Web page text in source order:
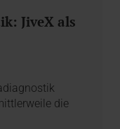
JiveX als
die